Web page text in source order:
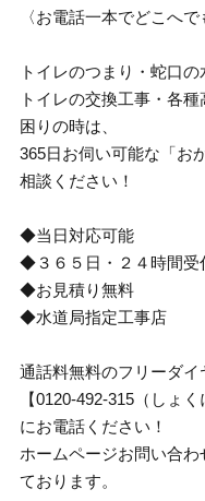
〈お電話一本でどこへ
トイレのつまり・蛇口
トイレの交換工事・各
困りの時は、
365日お伺い可能な「お
相談ください！
◆当日対応可能
◆３６５日・２４時間受
◆お見積り無料
◆水道局指定工事店
通話料無料のフリーダイ
【0120-492-315（しょ
にお電話ください！
ホームページお問い合
ております。